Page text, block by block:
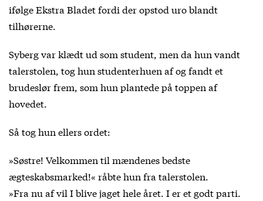
ifølge Ekstra Bladet fordi der opstod uro blandt
tilhørerne.
Syberg var klædt ud som student, men da hun vandt
talerstolen, tog hun studenterhuen af og fandt et
brudeslør frem, som hun plantede på toppen af
hovedet.
Så tog hun ellers ordet:
»Søstre! Velkommen til mændenes bedste
ægteskabsmarked!« råbte hun fra talerstolen.
»Fra nu af vil I blive jaget hele året. I er et godt parti.